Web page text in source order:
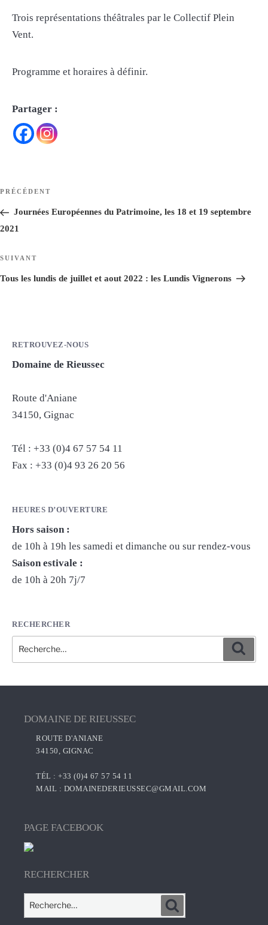
Trois représentations théâtrales par le Collectif Plein
Vent.
Programme et horaires à définir.
Partager :
Navigation
l’article
Article
précédent
PRÉCÉDENT
Journées Européennes du Patrimoine, les 18 et 19 septembre
2021
Article
suivant
SUIVANT
Tous les lundis de juillet et aout 2022 : les Lundis Vignerons
RETROUVEZ-NOUS
Domaine de Rieussec
Route d'Aniane
34150, Gignac
Tél : +33 (0)4 67 57 54 11
Fax : +33 (0)4 93 26 20 56
HEURES D’OUVERTURE
Hors saison :
de 10h à 19h les samedi et dimanche ou sur rendez-vous
Saison estivale :
de 10h à 20h 7j/7
RECHERCHER
Recherche
pour
DOMAINE DE RIEUSSEC
ROUTE D'ANIANE
34150, GIGNAC
TÉL : +33 (0)4 67 57 54 11
MAIL : DOMAINEDERIEUSSEC@GMAIL.COM
PAGE FACEBOOK
RECHERCHER
Recherche
pour